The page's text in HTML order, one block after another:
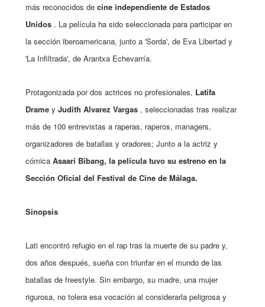
más reconocidos de cine independiente de Estados
Unidos. La película ha sido seleccionada para participar en
la sección iberoamericana, junto a 'Sorda', de Eva Libertad y
'La Infiltrada', de Arantxa Echevarría.
Protagonizada por dos actrices no profesionales, Latifa
Dramey Judith Alvarez Vargas, seleccionadas tras realizar
más de 100 entrevistas a raperas, raperos, managers,
organizadores de batallas y oradores; Junto a la actriz y
cómica Asaari Bibang, la película tuvo su estreno en la
Sección Oficial del Festival de Cine de Málaga.
Sinopsis
Lati encontró refugio en el rap tras la muerte de su padre y,
dos años después, sueña con triunfar en el mundo de las
batallas de freestyle. Sin embargo, su madre, una mujer
rigurosa, no tolera esa vocación al considerarla peligrosa y